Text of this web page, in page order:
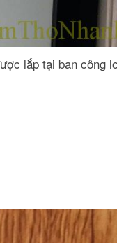
lắp tại ban công